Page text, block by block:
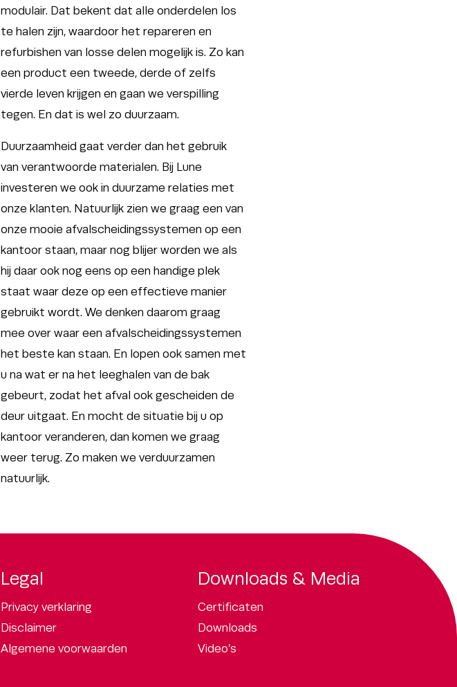
modulair. Dat bekent dat alle onderdelen los
te halen zijn, waardoor het repareren en
refurbishen van losse delen mogelijk is. Zo kan
een product een tweede, derde of zelfs
vierde leven krijgen en gaan we verspilling
tegen. En dat is wel zo duurzaam.
Duurzaamheid gaat verder dan het gebruik
van verantwoorde materialen. Bij Lune
investeren we ook in duurzame relaties met
onze klanten. Natuurlijk zien we graag een van
onze mooie afvalscheidingssystemen op een
kantoor staan, maar nog blijer worden we als
hij daar ook nog eens op een handige plek
staat waar deze op een effectieve manier
gebruikt wordt. We denken daarom graag
mee over waar een afvalscheidingssystemen
het beste kan staan. En lopen ook samen met
u na wat er na het leeghalen van de bak
gebeurt, zodat het afval ook gescheiden de
deur uitgaat. En mocht de situatie bij u op
kantoor veranderen, dan komen we graag
weer terug. Zo maken we verduurzamen
natuurlijk.
Legal
Privacy verklaring
Disclaimer
Algemene voorwaarden
Downloads & Media
Certificaten
Downloads
Video’s